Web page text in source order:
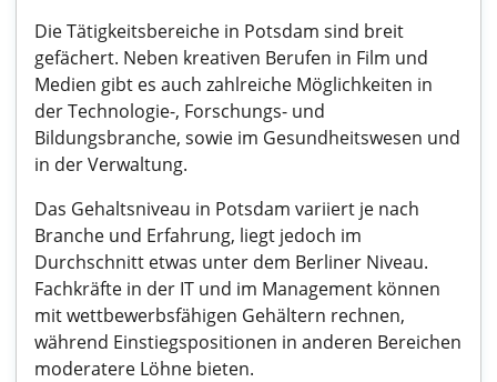
Die Tätigkeitsbereiche in Potsdam sind breit
gefächert. Neben kreativen Berufen in Film und
Medien gibt es auch zahlreiche Möglichkeiten in
der Technologie-, Forschungs- und
Bildungsbranche, sowie im Gesundheitswesen und
in der Verwaltung.
Das Gehaltsniveau in Potsdam variiert je nach
Branche und Erfahrung, liegt jedoch im
Durchschnitt etwas unter dem Berliner Niveau.
Fachkräfte in der IT und im Management können
mit wettbewerbsfähigen Gehältern rechnen,
während Einstiegspositionen in anderen Bereichen
moderatere Löhne bieten.